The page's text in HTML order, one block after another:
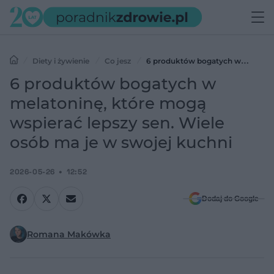
Diety i żywienie Co jesz
6 produktów bogatych w
melatoninę, które mogą wspierać lepszy sen. Wiele osób ma je w
swojej kuchni
6 produktów bogatych w
melatoninę, które mogą
wspierać lepszy sen. Wiele
osób ma je w swojej kuchni
2026-05-26 12:52
Dodaj do Google
Romana Makówka